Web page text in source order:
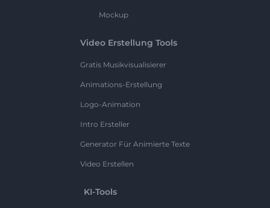
Mockup
Video Erstellung Tools
Gratis Musikvisualisierer
Animations-Erstellung
Logo-Animation
Intro Ersteller
Generator Für Animierte Texte
Video Erstellen
KI-Tools